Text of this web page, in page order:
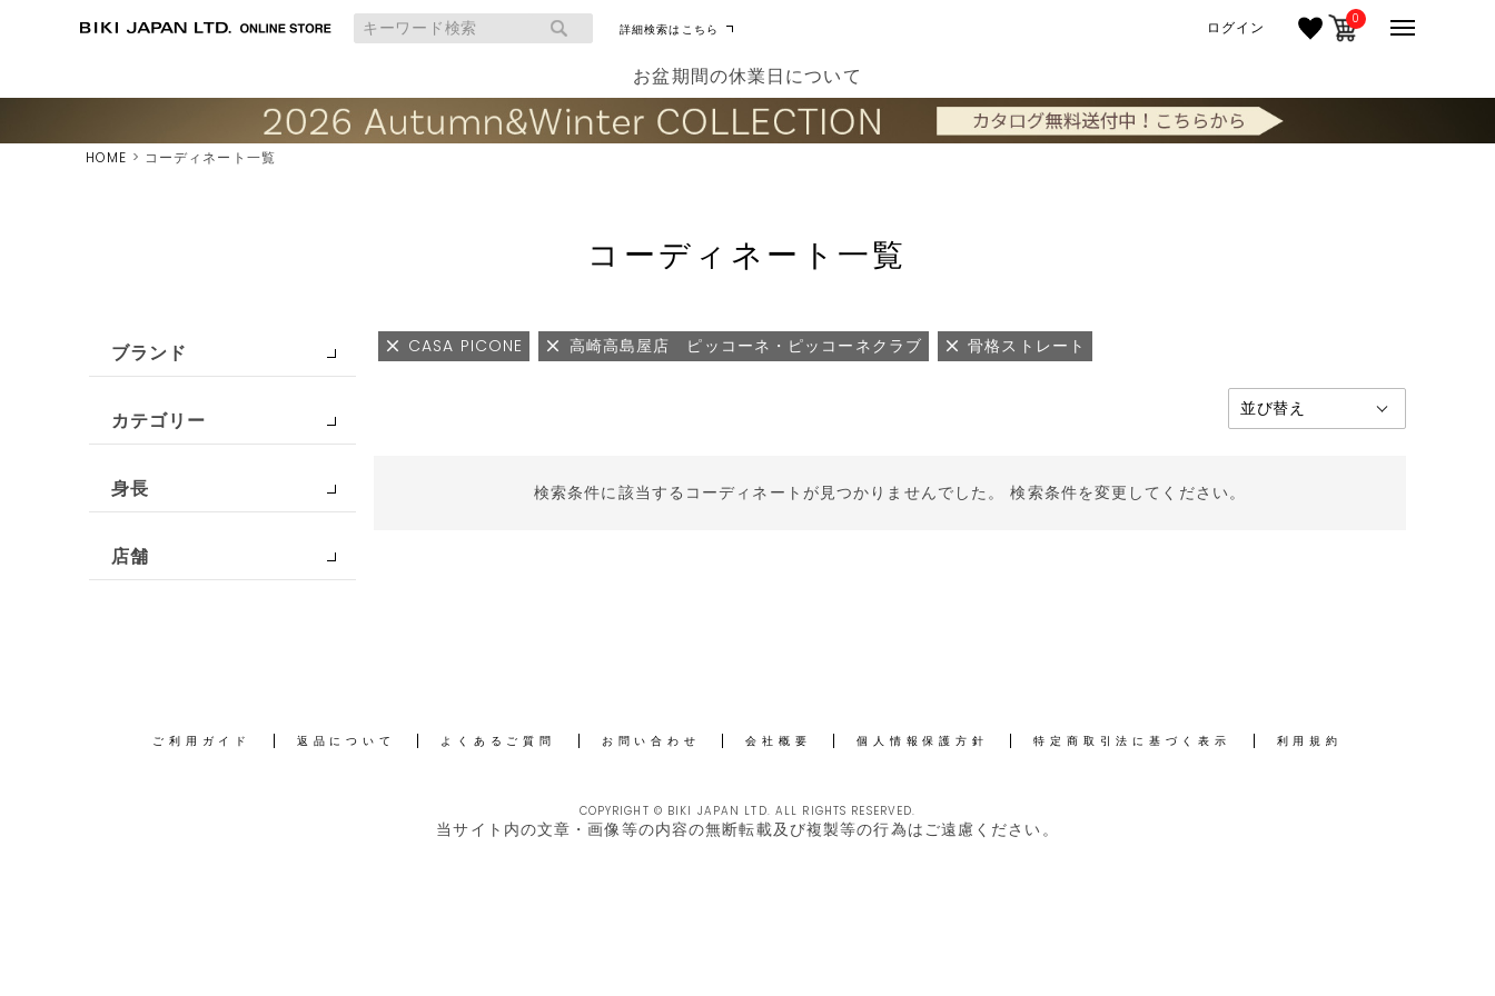
詳細検索はこちら ログイン 0
お盆期間の休業日について
HOME コーディネート一覧
コーディネート一覧
ブランド
カテゴリー
身長
店舗
CASA PICONE 高崎高島屋店 ピッコーネ・ピッコーネクラブ 骨格ストレート
検索条件に該当するコーディネートが見つかりませんでした。 検索条件を変更してください。
ご利用ガイド 返品について よくあるご質問 お問い合わせ 会社概要 個人情報保護方針 特定商取引法に基づく表示 利用規約
COPYRIGHT © BIKI JAPAN LTD. ALL RIGHTS RESERVED.
当サイト内の文章・画像等の内容の無断転載及び複製等の行為はご遠慮ください。